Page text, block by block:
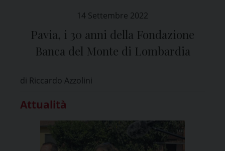
14 Settembre 2022
Pavia, i 30 anni della Fondazione
Banca del Monte di Lombardia
di Riccardo Azzolini
Attualità